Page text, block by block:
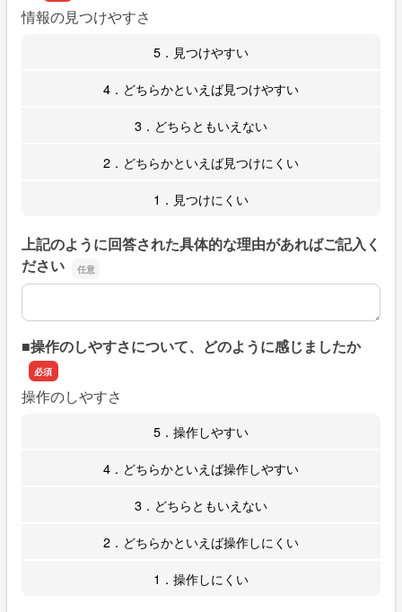
情報の見つけやすさ
5．見つけやすい
4．どちらかといえば見つけやすい
3．どちらともいえない
2．どちらかといえば見つけにくい
1．見つけにくい
上記のように回答された具体的な理由があればご記入く
ださい
上記のように回答された具体的な理由があればご記入くだ
■操作のしやすさについて、どのように感じましたか
操作のしやすさ
5．操作しやすい
4．どちらかといえば操作しやすい
3．どちらともいえない
2．どちらかといえば操作しにくい
1．操作しにくい